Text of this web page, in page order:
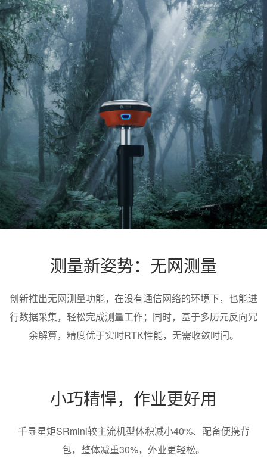
测量新姿势：无网测量
创新推出无网测量功能，在没有通信网络的环境下，也能进
行数据采集，轻松完成测量工作；同时，基于多历元反向冗
余解算，精度优于实时RTK性能，无需收敛时间。
小巧精悍，作业更好用
千寻星矩SRmini较主流机型体积减小40%、配备便携背
包，整体减重30%，外业更轻松。